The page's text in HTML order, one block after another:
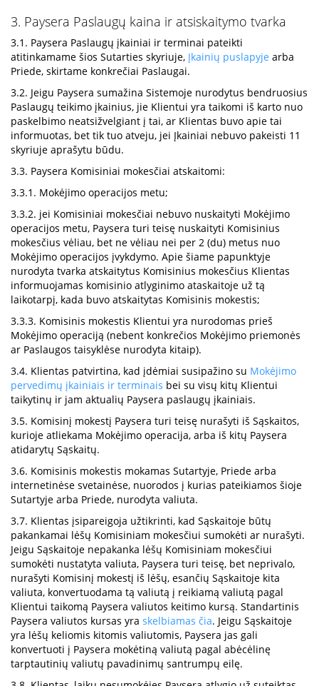
3. Paysera Paslaugų kaina ir atsiskaitymo tvarka
3.1. Paysera Paslaugų įkainiai ir terminai pateikti
atitinkamame šios Sutarties skyriuje, Įkainių puslapyje arba
Priede, skirtame konkrečiai Paslaugai.
3.2. Jeigu Paysera sumažina Sistemoje nurodytus bendruosius
Paslaugų teikimo įkainius, jie Klientui yra taikomi iš karto nuo
paskelbimo neatsižvelgiant į tai, ar Klientas buvo apie tai
informuotas, bet tik tuo atveju, jei Įkainiai nebuvo pakeisti 11
skyriuje aprašytu būdu.
3.3. Paysera Komisiniai mokesčiai atskaitomi:
3.3.1. Mokėjimo operacijos metu;
3.3.2. jei Komisiniai mokesčiai nebuvo nuskaityti Mokėjimo
operacijos metu, Paysera turi teisę nuskaityti Komisinius
mokesčius vėliau, bet ne vėliau nei per 2 (du) metus nuo
Mokėjimo operacijos įvykdymo. Apie šiame papunktyje
nurodyta tvarka atskaitytus Komisinius mokesčius Klientas
informuojamas komisinio atlyginimo ataskaitoje už tą
laikotarpį, kada buvo atskaitytas Komisinis mokestis;
3.3.3. Komisinis mokestis Klientui yra nurodomas prieš
Mokėjimo operaciją (nebent konkrečios Mokėjimo priemonės
ar Paslaugos taisyklėse nurodyta kitaip).
3.4. Klientas patvirtina, kad įdėmiai susipažino su Mokėjimo
pervedimų įkainiais ir terminais bei su visų kitų Klientui
taikytinų ir jam aktualių Paysera paslaugų įkainiais.
3.5. Komisinį mokestį Paysera turi teisę nurašyti iš Sąskaitos,
kurioje atliekama Mokėjimo operacija, arba iš kitų Paysera
atidarytų Sąskaitų.
3.6. Komisinis mokestis mokamas Sutartyje, Priede arba
internetinėse svetainėse, nuorodos į kurias pateikiamos šioje
Sutartyje arba Priede, nurodyta valiuta.
3.7. Klientas įsipareigoja užtikrinti, kad Sąskaitoje būtų
pakankamai lėšų Komisiniam mokesčiui sumokėti ar nurašyti.
Jeigu Sąskaitoje nepakanka lėšų Komisiniam mokesčiui
sumokėti nustatyta valiuta, Paysera turi teisę, bet neprivalo,
nurašyti Komisinį mokestį iš lėšų, esančių Sąskaitoje kita
valiuta, konvertuodama tą valiutą į reikiamą valiutą pagal
Klientui taikomą Paysera valiutos keitimo kursą. Standartinis
Paysera valiutos kursas yra skelbiamas čia. Jeigu Sąskaitoje
yra lėšų keliomis kitomis valiutomis, Paysera jas gali
konvertuoti į Paysera mokėtiną valiutą pagal abėcėlinę
tarptautinių valiutų pavadinimų santrumpų eilę.